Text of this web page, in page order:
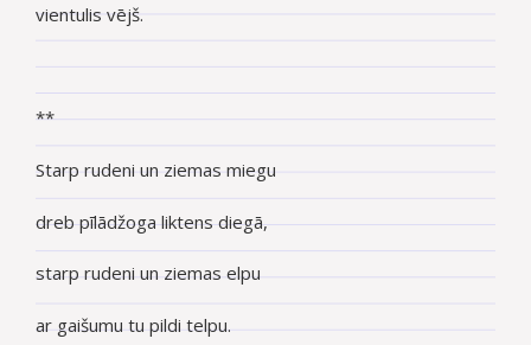
vientulis vējš.
**
Starp rudeni un ziemas miegu
dreb pīlādžoga liktens diegā,
starp rudeni un ziemas elpu
ar gaišumu tu pildi telpu.